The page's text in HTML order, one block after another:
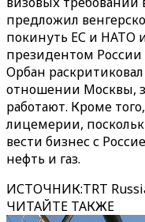
предложил
покинуть ЕС и НАТО
президентом
Орбан
отношении Москвы,
работают. Кроме
лицемерии,
вести бизнес с
нефть и газ.
ИСТОЧНИК:TRT
ЧИТАЙТЕ ТАКЖЕ